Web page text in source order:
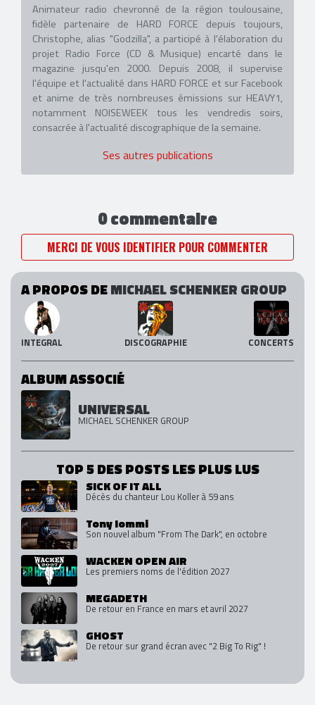
Animateur radio chevronné de la région toulousaine,
fidèle partenaire de HARD FORCE depuis toujours,
Christophe, alias "Godzilla", a participé à l'élaboration du
projet Radio Force (CD & Musique) encarté dans le
magazine jusqu'en 2000. Depuis 2008, il supervise
l'équipe et l'actualité dans HARD FORCE et sur Facebook
et anime de très nombreuses émissions sur HEAVY1,
notamment NOISEWEEK tous les vendredis soirs,
consacrée à l'actualité discographique de la semaine.
Ses autres publications
0 commentaire
MERCI DE VOUS IDENTIFIER POUR COMMENTER
A PROPOS DEMICHAEL SCHENKER GROUP
INTEGRAL DISCOGRAPHIE CONCERTS
ALBUM ASSOCIÉ
UNIVERSAL
MICHAEL SCHENKER GROUP
TOP 5 DES POSTS LES PLUS LUS
SICK OF IT ALL
Décès du chanteur Lou Koller à 59 ans
Tony Iommi
Son nouvel album "From The Dark", en octobre
WACKEN OPEN AIR
Les premiers noms de l'édition 2027
MEGADETH
De retour en France en mars et avril 2027
GHOST
De retour sur grand écran avec "2 Big To Rig" !